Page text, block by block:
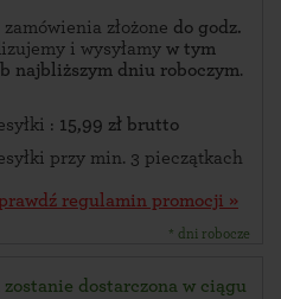
zamówienia złożone do godz.
i wysyłamy w tym
najbliższym dniu roboczym.
: 15,99 zł brutto
przy min. 3 pieczątkach
regulamin promocji »
* dni robocze
zostanie dostarczona w ciągu